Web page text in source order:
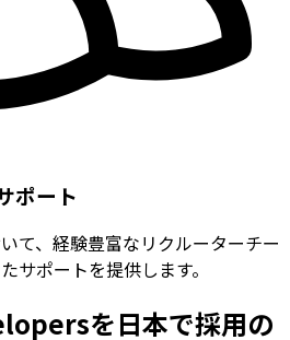
ポート
て、経験豊富なリクルーターチー
サポートを提供します。
を日本で採用の